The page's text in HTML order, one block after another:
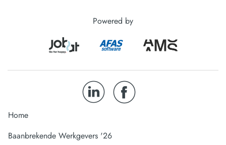
Powered by
Home
Baanbrekende Werkgevers '26